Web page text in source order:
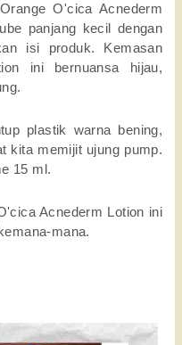
O'cica Acnederm
panjang kecil dengan
isi produk. Kemasan
ini bernuansa hijau,
plastik warna bening,
kita memijit ujung pump.
15 ml.
Acnederm Lotion ini
mana.